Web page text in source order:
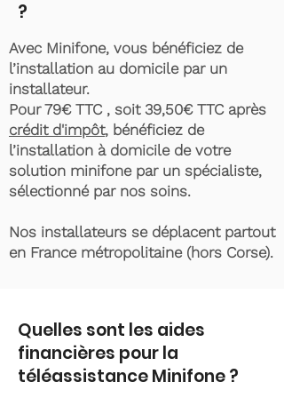
?
Avec Minifone, vous bénéficiez de
l’installation au domicile par un
installateur.
Pour 79€ TTC , soit 39,50€ TTC après
crédit d'impôt, bénéficiez de
l’installation à domicile de votre
solution minifone par un spécialiste,
sélectionné par nos soins.
Nos installateurs se déplacent partout
en France métropolitaine (hors Corse).
Quelles sont les aides
financières pour la
téléassistance Minifone ?